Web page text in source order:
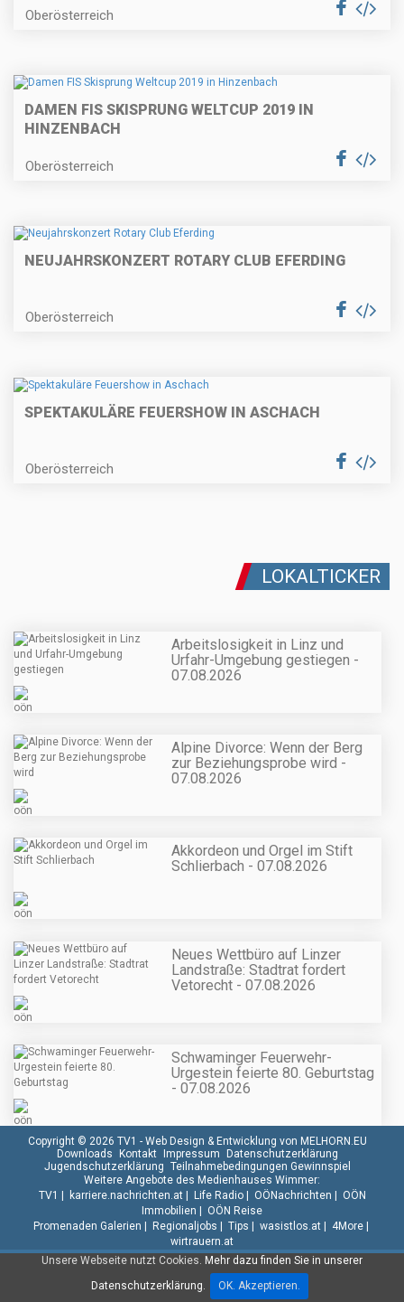
Oberösterreich
DAMEN FIS SKISPRUNG WELTCUP 2019 IN
HINZENBACH
Oberösterreich
NEUJAHRSKONZERT ROTARY CLUB EFERDING
Oberösterreich
SPEKTAKULÄRE FEUERSHOW IN ASCHACH
Oberösterreich
LOKALTICKER
Arbeitslosigkeit in Linz und
Urfahr-Umgebung gestiegen -
07.08.2026
Alpine Divorce: Wenn der Berg
zur Beziehungsprobe wird -
07.08.2026
Akkordeon und Orgel im Stift
Schlierbach - 07.08.2026
Neues Wettbüro auf Linzer
Landstraße: Stadtrat fordert
Vetorecht - 07.08.2026
Schwaminger Feuerwehr-
Urgestein feierte 80. Geburtstag
- 07.08.2026
Unsere Webseite nutzt Cookies. Mehr dazu finden Sie in unserer
Datenschutzerklärung.
OK. Akzeptieren.
Copyright © 2026 TV1 - Web Design & Entwicklung von MELHORN.EU
Downloads Kontakt Impressum Datenschutzerklärung
Jugendschutzerklärung Teilnahmebedingungen Gewinnspiel
Weitere Angebote des Medienhauses Wimmer:
TV1 | karriere.nachrichten.at| Life Radio| OÖNachrichten | OÖN
Immobilien | OÖN Reise
Promenaden Galerien | Regionaljobs | Tips | wasistlos.at| 4More|
wirtrauern.at